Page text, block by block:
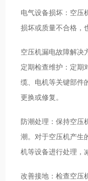
电气设备损坏：空压
损坏或质量不合格，
空压机漏电故障解决
定期检查维护：定期
缆、电机等关键部件
更换或修复。
防潮处理：保持空压
潮。对于空压机产生
机等设备进行处理，
改善接地：检查空压